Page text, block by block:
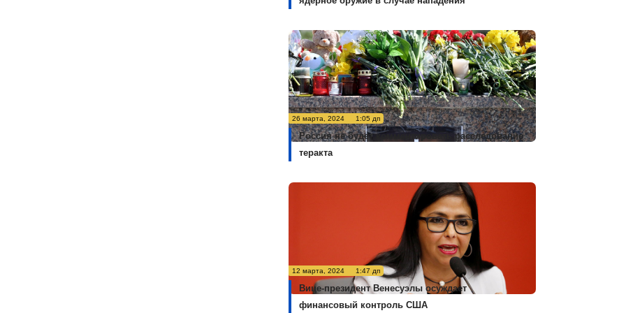
26 марта, 2024 1:05 дп
Россия не будет комментировать расследование
теракта
12 марта, 2024 1:47 дп
Вице-президент Венесуэлы осуждает
финансовый контроль США